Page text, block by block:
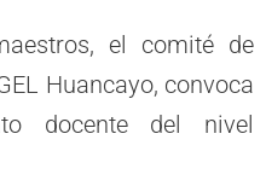
el comité de
Huancayo, convoca
docente del nivel